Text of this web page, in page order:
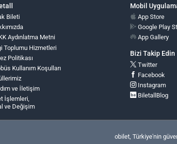
Bileti
Aydınlatma Metni
Toplumu Hizmetleri
Politikası
Kullanım Koşulları
ve İletişim
İşlemleri,
ve Değişim
Mobil
App Store
Google Play
App Gallery
Bizi Takip Edin
Twitter
Facebook
Instagram
BiletallBlog
obilet, Türkiye'nin